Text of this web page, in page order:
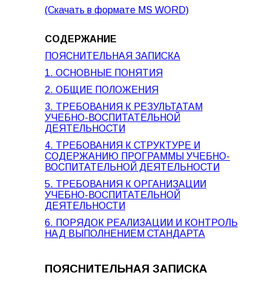
(Скачать в формате MS WORD)
СОДЕРЖАНИЕ
ПОЯСНИТЕЛЬНАЯ ЗАПИСКА
1. ОСНОВНЫЕ ПОНЯТИЯ
2. ОБЩИЕ ПОЛОЖЕНИЯ
3. ТРЕБОВАНИЯ К РЕЗУЛЬТАТАМ
УЧЕБНО-ВОСПИТАТЕЛЬНОЙ
ДЕЯТЕЛЬНОСТИ
4. ТРЕБОВАНИЯ К СТРУКТУРЕ И
СОДЕРЖАНИЮ ПРОГРАММЫ УЧЕБНО-
ВОСПИТАТЕЛЬНОЙ ДЕЯТЕЛЬНОСТИ
5. ТРЕБОВАНИЯ К ОРГАНИЗАЦИИ
УЧЕБНО-ВОСПИТАТЕЛЬНОЙ
ДЕЯТЕЛЬНОСТИ
6. ПОРЯДОК РЕАЛИЗАЦИИ И КОНТРОЛЬ
НАД ВЫПОЛНЕНИЕМ СТАНДАРТА
ПОЯСНИТЕЛЬНАЯ ЗАПИСКА